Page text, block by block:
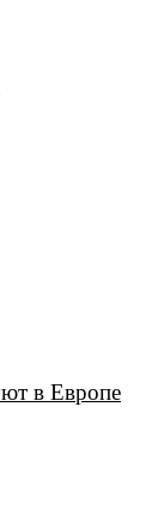
в Европе